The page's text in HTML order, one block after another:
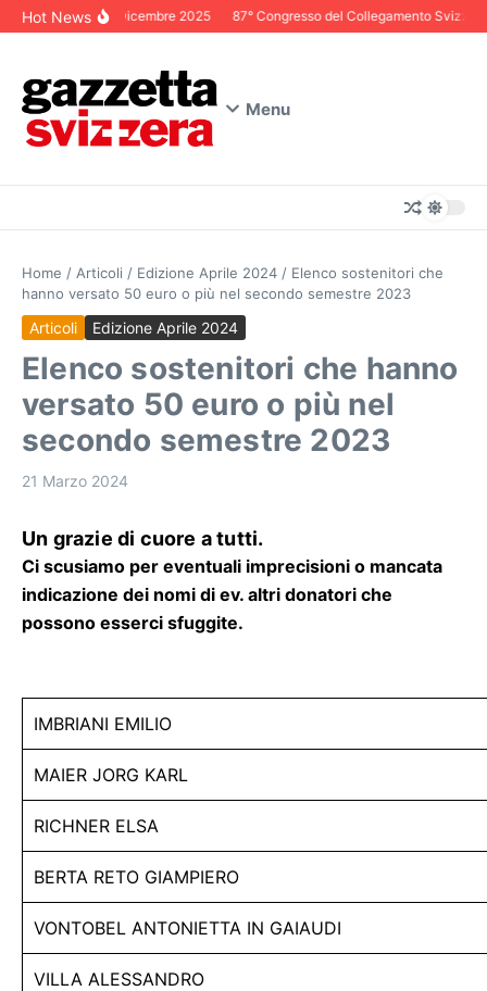
Salta al contenuto
Hot News
Editoriale Dicembre 2025 87° Congresso del Collegamento
Menu
Home / Articoli / Edizione Aprile 2024 / Elenco sostenitori che
hanno versato 50 euro o più nel secondo semestre 2023
Articoli Edizione Aprile 2024
Elenco sostenitori che hanno
versato 50 euro o più nel
secondo semestre 2023
21 Marzo 2024
Un grazie di cuore a tutti.
Ci scusiamo per eventuali imprecisioni o mancata
indicazione dei nomi di ev. altri donatori che
possono esserci sfuggite.
IMBRIANI EMILIO
MAIER JORG KARL
RICHNER ELSA
BERTA RETO GIAMPIERO
VONTOBEL ANTONIETTA IN GAIAUDI
VILLA ALESSANDRO